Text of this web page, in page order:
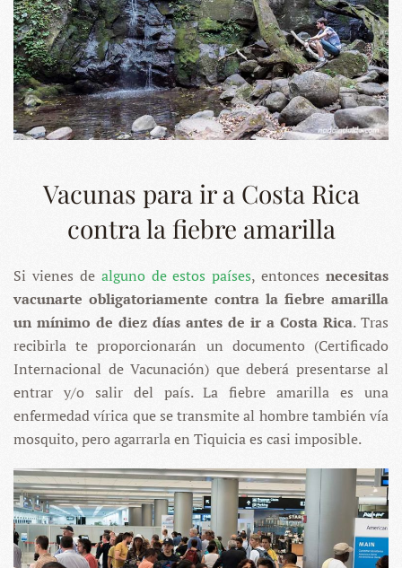
Vacunas para ir a Costa Rica
contra la fiebre amarilla
Si vienes de alguno de estos países, entonces necesitas
vacunarte obligatoriamente contra la fiebre amarilla
un mínimo de diez días antes de ir a Costa Rica. Tras
recibirla te proporcionarán un documento (Certificado
Internacional de Vacunación) que deberá presentarse al
entrar y/o salir del país. La fiebre amarilla es una
enfermedad vírica que se transmite al hombre también vía
mosquito, pero agarrarla en Tiquicia es casi imposible.